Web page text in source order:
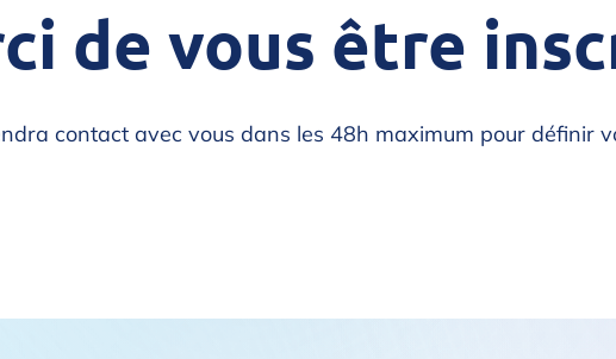
de vous être
contact avec vous dans les 48h maximum pour définir